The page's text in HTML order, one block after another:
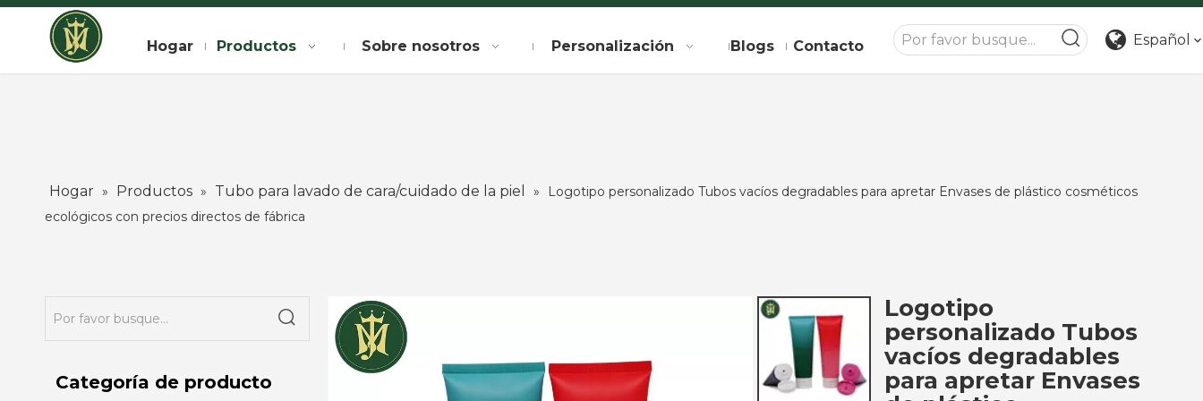
Hogar Productos Sobre nosotros Personalización Blogs Contacto Español
Hogar » Productos » Tubo para lavado de cara/cuidado de la piel »
Logotipo personalizado Tubos vacíos degradables para apretar Envases de plástico cosméticos
ecológicos con precios directos de fábrica
Categoría de producto
Logotipo
personalizado Tubos
vacíos degradables
para apretar Envases